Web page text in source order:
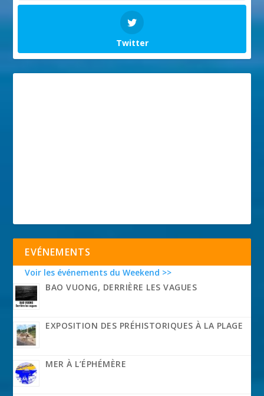
Twitter
EVÉNEMENTS
Voir les événements du Weekend >>
BAO VUONG, DERRIÈRE LES VAGUES
EXPOSITION DES PRÉHISTORIQUES À LA PLAGE
MER À L’ÉPHÉMÈRE